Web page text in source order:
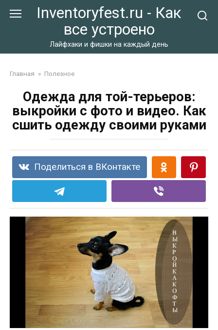
Inventoryfest.ru - Как
все устроено
Лайфхаки и фишки на каждый день
Главная » Полезное
Одежда для той-терьеров:
выкройки с фото и видео. Как
сшить одежду своими руками
Поделиться в ВКонтакте